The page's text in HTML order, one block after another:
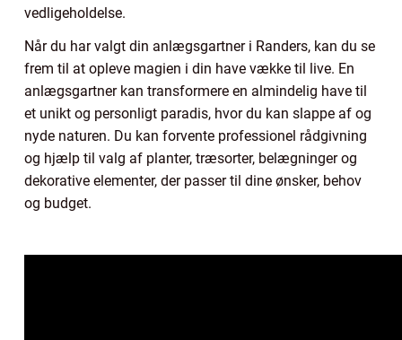
vedligeholdelse.
Når du har valgt din anlægsgartner i Randers, kan du se
frem til at opleve magien i din have vække til live. En
anlægsgartner kan transformere en almindelig have til
et unikt og personligt paradis, hvor du kan slappe af og
nyde naturen. Du kan forvente professionel rådgivning
og hjælp til valg af planter, træsorter, belægninger og
dekorative elementer, der passer til dine ønsker, behov
og budget.